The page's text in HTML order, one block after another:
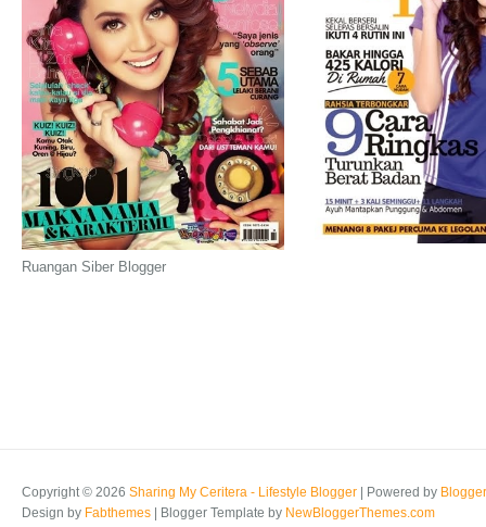
Ruangan Siber Blogger
Copyright © 2026 Sharing My Ceritera - Lifestyle Blogger | Powered by Blogger
Design by Fabthemes | Blogger Template by NewBloggerThemes.com